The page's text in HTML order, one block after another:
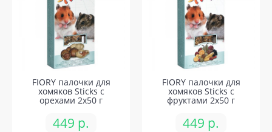
FIORY палочки для
хомяков Sticks с
орехами 2х50 г
449 р.
FIORY палочки для
хомяков Sticks с
фруктами 2х50 г
449 р.